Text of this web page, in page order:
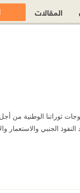
2011 موجة جديدة ورائعة من موجات
الجنبي والاستعمار
المقالات